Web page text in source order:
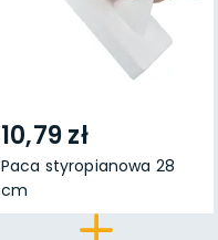
10,79 zł
Paca styropianowa 28
cm